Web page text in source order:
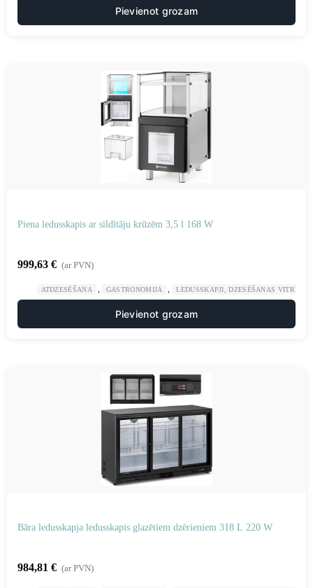
Pievienot grozam
Piena ledusskapis ar sildītāju krūzēm 3,5 l 168 W
999,63 € (ar PVN)
ATDZESĒŠANA GASTRONOMIJA LEDUSSKAPJI, DZESĒŠANAS VITRĪNAS
Pievienot grozam
Bāra ledusskapja ledusskapis glazētiem dzērieniem 318 L 220 W
984,81 € (ar PVN)